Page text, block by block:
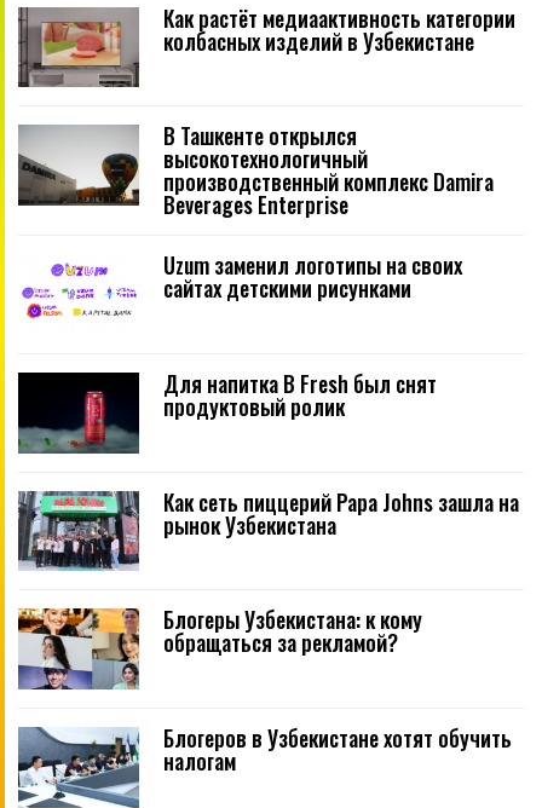
Как растёт медиаактивность категории
колбасных изделий в Узбекистане
В Ташкенте открылся
высокотехнологичный
производственный комплекс Damira
Beverages Enterprise
Uzum заменил логотипы на своих
сайтах детскими рисунками
Для напитка B Fresh был снят
продуктовый ролик
Как сеть пиццерий Papa Johns зашла на
рынок Узбекистана
Блогеры Узбекистана: к кому
обращаться за рекламой?
Блогеров в Узбекистане хотят обучить
налогам